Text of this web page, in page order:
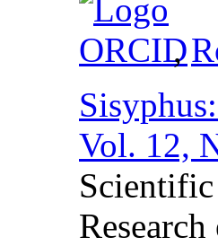
,
Vol. 12,
Scientific